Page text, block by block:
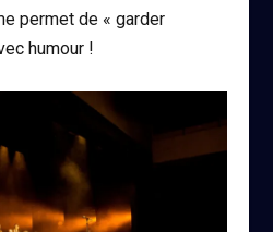
permet de « garder
humour !